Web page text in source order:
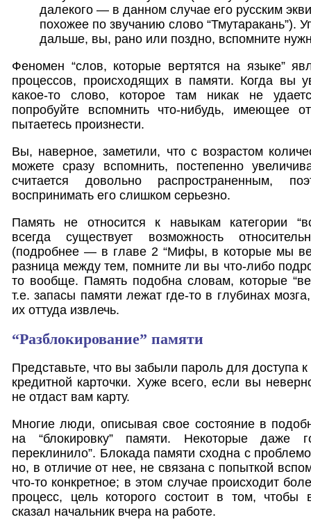
далекого — в данном случае его русским
похожее по звучанию слово “Тмутаракань”).
дальше, вы, рано или поздно, вспомните
Феномен “слов, которые вертятся на языке”
процессов, происходящих в памяти. Когда вы
какое-то слово, которое там никак не
попробуйте вспомнить что-нибудь, имеющее
пытаетесь произнести.
Вы, наверное, заметили, что с возрастом
можете сразу вспомнить, постепенно
считается довольно распространенным,
воспринимать его слишком серьезно.
Память не относится к навыкам категории
всегда существует возможность
(подробнее — в главе 2 “Мифы, в которые мы
разница между тем, помните ли вы что-либо
то вообще. Память подобна словам, которые
т.е. запасы памяти лежат где-то в глубинах
их оттуда извлечь.
“Разблокирование” памяти
Представьте, что вы забыли пароль для доступа
кредитной карточки. Хуже всего, если вы
не отдаст вам карту.
Многие люди, описывая свое состояние в
на “блокировку” памяти. Некоторые даже
переклинило”. Блокада памяти сходна с
но, в отличие от нее, не связана с попыткой
что-то конкретное; в этом случае происходит
процесс, цель которого состоит в том, чтобы
сказал начальник вчера на работе.